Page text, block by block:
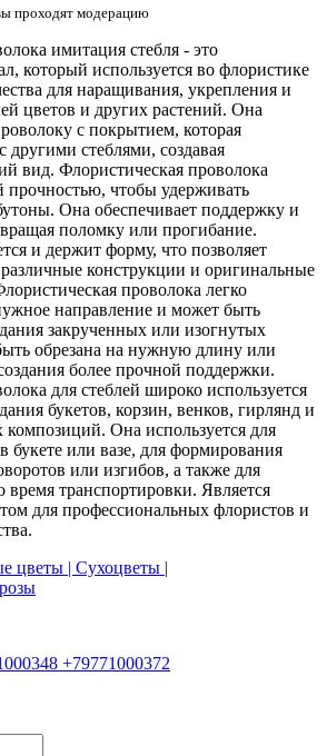
проходят модерацию
имитация стебля - это
который используется во флористике
для наращивания, укрепления и
цветов и других растений. Она
с покрытием, которая
другими стеблями, создавая
вид. Флористическая проволока
прочностью, чтобы удерживать
Она обеспечивает поддержку и
поломку или прогибание.
и держит форму, что позволяет
различные конструкции и оригинальные
проволока легко
направление и может быть
закрученных или изогнутых
обрезана на нужную длину или
более прочной поддержки.
для стеблей широко используется
букетов, корзин, венков, гирлянд и
композиций. Она используется для
букете или вазе, для формирования
или изгибов, а также для
время транспортировки. Является
для профессиональных флористов и
+79771000372